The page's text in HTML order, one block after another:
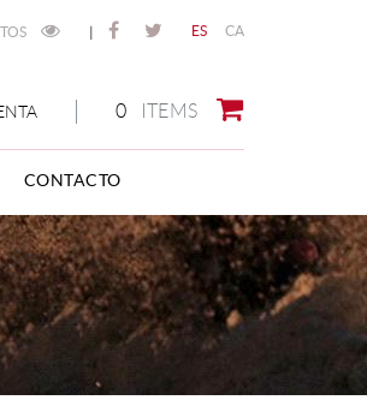
ES CA
|
0 ITEMS
CONTACTO